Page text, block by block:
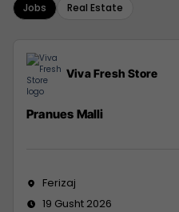
Jobs Real Estate
Viva Fresh Store
Pranues Malli
Ferizaj
19 Gusht 2026